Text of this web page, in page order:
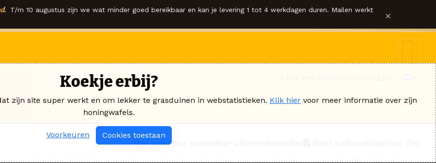
T/m 10 augustus zijn we wat minder goed bereikbaar en kan je levering 1 tot 4 werkdagen duren. Mailen werkt ×
Stel jouw box samen
Koekje erbij?
zijn site super werkt en om lekker te grasduinen in webstatistieken. Klik hier voor meer informatie over zijn
honingwafels.
Voorkeuren Cookies toestaan